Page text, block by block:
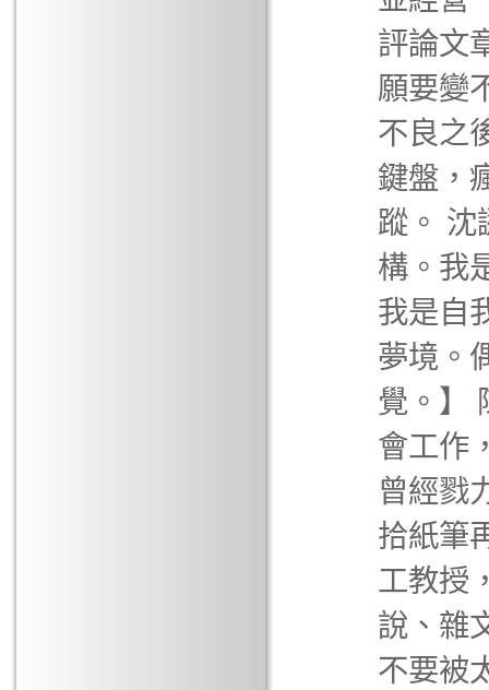
評論文
願要變
不良之
鍵盤，
蹤。 沈
構。我
我是自
夢境。
覺。】
會工作
曾經戮
拾紙筆
工教授
說、雜
不要被